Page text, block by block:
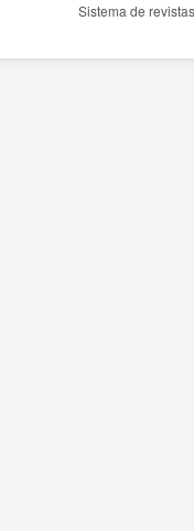
Sistema de